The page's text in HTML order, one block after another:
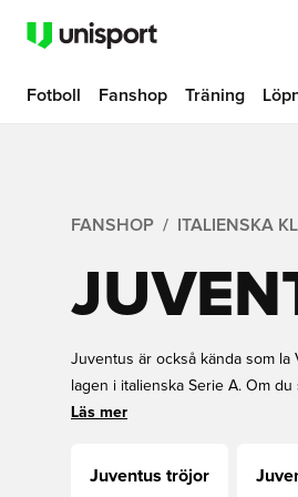
Fotboll Fanshop Träning
FANSHOP ITALIENSKA
Juventus är också kända som la
lagen i italienska Serie A. Om
kommit till helt rätt sida. Vår
Alltid snabb leverans och bra
Läs mer
Juventus tröjor